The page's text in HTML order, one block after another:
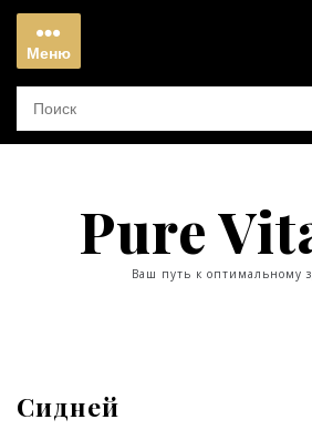
Перейти
содержимому
Меню
Меню
Pure
Ваш путь к оптимальному
Сидней